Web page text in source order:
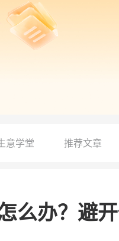
意学堂 推荐文章
么办？避
2000
万